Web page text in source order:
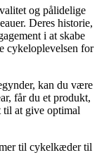
og pålidelige
Deres historie,
i at skabe
cykeloplevelsen for
kan du være
får du et produkt,
til at give optimal
til cykelkæder til